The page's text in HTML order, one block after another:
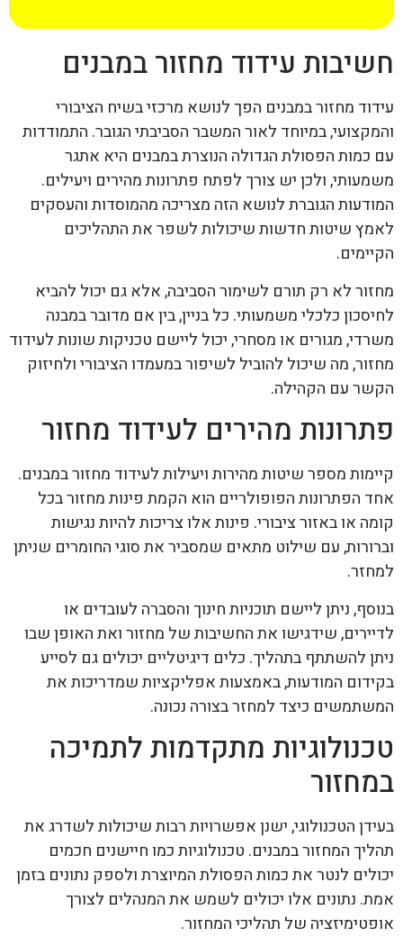
חשיבות עידוד מחזור במבנים
עידוד מחזור במבנים הפך לנושא מרכזי בשיח הציבורי
והמקצועי, במיוחד לאור המשבר הסביבתי הגובר. התמודדות
עם כמות הפסולת הגדולה הנוצרת במבנים היא אתגר
משמעותי, ולכן יש צורך לפתח פתרונות מהירים ויעילים.
המודעות הגוברת לנושא הזה מצריכה מהמוסדות והעסקים
לאמץ שיטות חדשות שיכולות לשפר את התהליכים
הקיימים.
מחזור לא רק תורם לשימור הסביבה, אלא גם יכול להביא
לחיסכון כלכלי משמעותי. כל בניין, בין אם מדובר במבנה
משרדי, מגורים או מסחרי, יכול ליישם טכניקות שונות לעידוד
מחזור, מה שיכול להוביל לשיפור במעמדו הציבורי ולחיזוק
הקשר עם הקהילה.
פתרונות מהירים לעידוד מחזור
קיימות מספר שיטות מהירות ויעילות לעידוד מחזור במבנים.
אחד הפתרונות הפופולריים הוא הקמת פינות מחזור בכל
קומה או באזור ציבורי. פינות אלו צריכות להיות נגישות
וברורות, עם שילוט מתאים שמסביר את סוגי החומרים שניתן
למחזר.
בנוסף, ניתן ליישם תוכניות חינוך והסברה לעובדים או
לדיירים, שידגישו את החשיבות של מחזור ואת האופן שבו
ניתן להשתתף בתהליך. כלים דיגיטליים יכולים גם לסייע
בקידום המודעות, באמצעות אפליקציות שמדריכות את
המשתמשים כיצד למחזר בצורה נכונה.
טכנולוגיות מתקדמות לתמיכה
במחזור
בעידן הטכנולוגי, ישנן אפשרויות רבות שיכולות לשדרג את
תהליך המחזור במבנים. טכנולוגיות כמו חיישנים חכמים
יכולים לנטר את כמות הפסולת המיוצרת ולספק נתונים בזמן
אמת. נתונים אלו יכולים לשמש את המנהלים לצורך
אופטימיזציה של תהליכי המחזור.